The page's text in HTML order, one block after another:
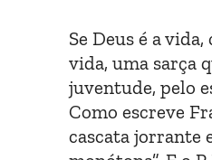
Se Deus é a
vida, uma sarça
juventude, pelo
Como escreve
cascata jorrante